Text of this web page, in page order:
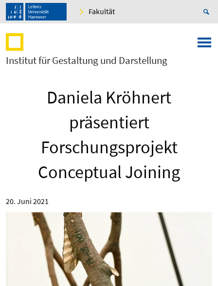
Fakultät
Institut für Gestaltung und Darstellung
Daniela Kröhnert
präsentiert
Forschungsprojekt
Conceptual Joining
20. Juni 2021